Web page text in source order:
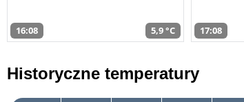
16:08 5,9 °C 17:08
Historyczne temperatury